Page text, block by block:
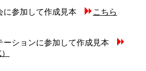
に参加して作成見本
こちら
ーションに参加して作成見本